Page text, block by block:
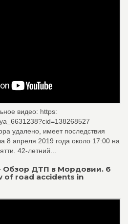
видео: https:
удалено, имеет последствия
8 апреля 2019 года около 17:00 на
42-летний...
Обзор ДТП в Мордовии. 6
of road accidents in